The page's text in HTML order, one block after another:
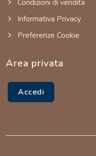
Condizioni di vendita
Informativa Privacy
Preferenze Cookie
Area privata
Accedi